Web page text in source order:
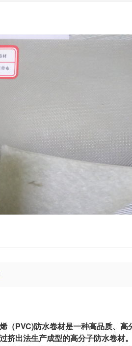
PVC)防水卷材是一种高品质、高
挤出法生产成型的高分子防水卷材